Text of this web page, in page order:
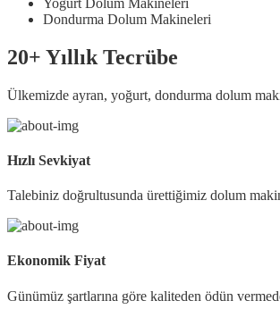
Dondurma Dolum Makineleri
20+ Yıllık Tecrübe
Ülkemizde ayran, yoğurt, dondurma dolum
Hızlı Sevkiyat
Talebiniz doğrultusunda ürettiğimiz dolum
Ekonomik Fiyat
Günümüz şartlarına göre kaliteden ödün